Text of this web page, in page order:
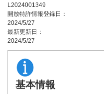
L2024001349
開放特許情報登録日：
2024/5/27
最新更新日：
2024/5/27
基本情報